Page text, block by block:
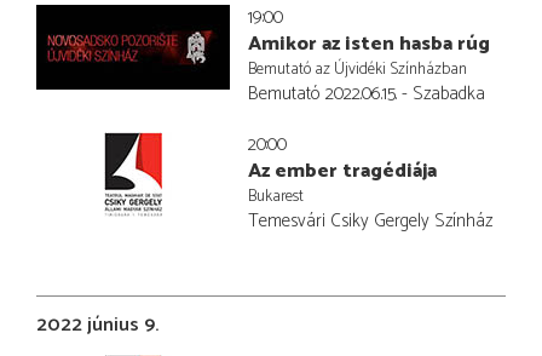
19:00
Amikor az isten hasba rúg
Bemutató az Újvidéki Színházban
Bemutató 2022.06.15. - Szabadka
20:00
Az ember tragédiája
Bukarest
Temesvári Csiky Gergely Színház
2022 június 9.